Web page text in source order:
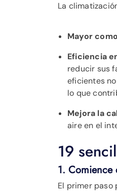
La
Mayor
Eficiencia
reducir sus
eficientes
lo que
Mejora la
aire en el
19
1.
El primer paso